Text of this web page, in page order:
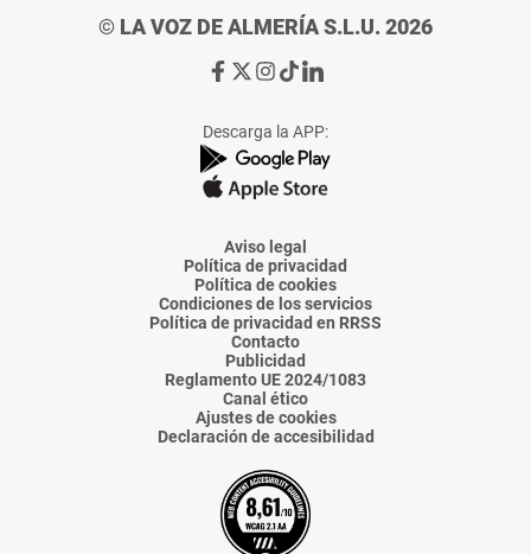
© LA VOZ DE ALMERÍA S.L.U. 2026
Ir
de
La
Voz
Almería
Ir
de
La
Voz
Almería
Ir
de
La
Voz
Almería
Ir
de
La
Voz
Almería
Ir
de
La
Voz
Descarga la APP:
Aviso legal
Política de privacidad
Política de cookies
Condiciones de los servicios
Política de privacidad en RRSS
Contacto
Publicidad
Reglamento UE 2024/1083
Canal ético
Ajustes de cookies
Declaración de accesibilidad